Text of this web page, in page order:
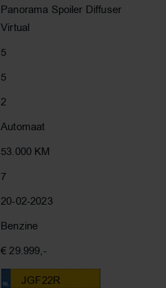
Panorama Spoiler Diffuser
Virtual
5
5
2
Automaat
53.000 KM
7
20-02-2023
Benzine
€ 29.999,-
JGF22R